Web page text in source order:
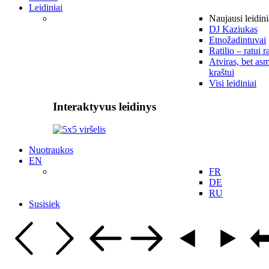
Leidiniai
Naujausi
DJ Kaziukas
Etnožadintuvai
Ratilio – ratui
Atviras, bet
kraštui
Visi leidiniai
Interaktyvus leidinys
Nuotraukos
EN
FR
DE
RU
Susisiek